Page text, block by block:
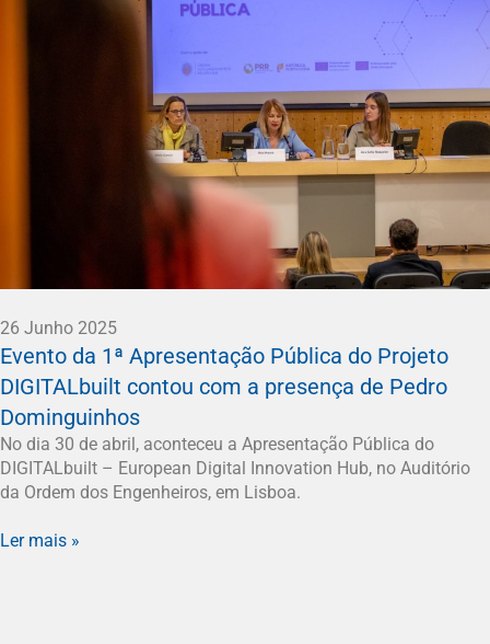
26 Junho 2025
Evento da 1ª Apresentação Pública do Projeto
DIGITALbuilt contou com a presença de Pedro
Dominguinhos
No dia 30 de abril, aconteceu a Apresentação Pública do
DIGITALbuilt – European Digital Innovation Hub, no Auditório
da Ordem dos Engenheiros, em Lisboa.
Ler mais »